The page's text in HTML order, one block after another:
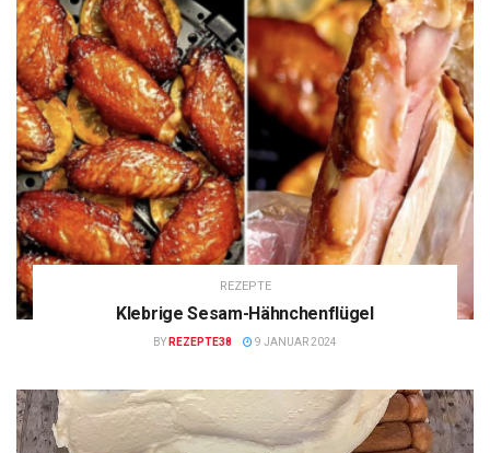
REZEPTE
Klebrige Sesam-Hähnchenflügel
BY REZEPTE38 9 JANUAR 2024